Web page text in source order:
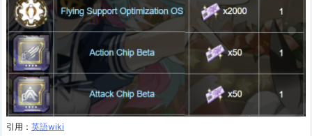
引用： 英語wiki